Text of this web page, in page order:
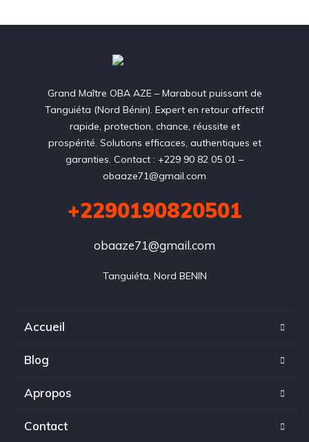
Grand Maître OBA AZE – Marabout puissant de
Tanguiéta (Nord Bénin). Expert en retour affectif
rapide, protection, chance, réussite et
prospérité. Solutions efficaces, authentiques et
garanties. Contact : +229 90 82 05 01 –
obaaze71@gmail.com
+2290190820501
obaaze71@gmail.com
Tanguiéta, Nord BENIN
Accueil
Blog
Apropos
Contact